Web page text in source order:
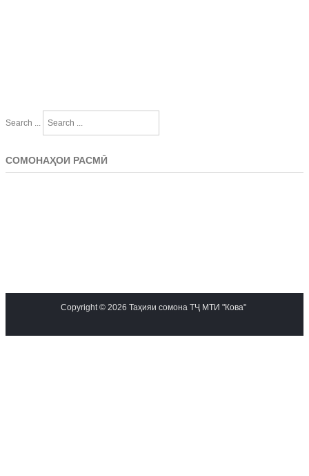
Search ...
СОМОНАҲОИ РАСМӢ
Copyright © 2026 Таҳияи сомона ТҶ МТИ "Кова"